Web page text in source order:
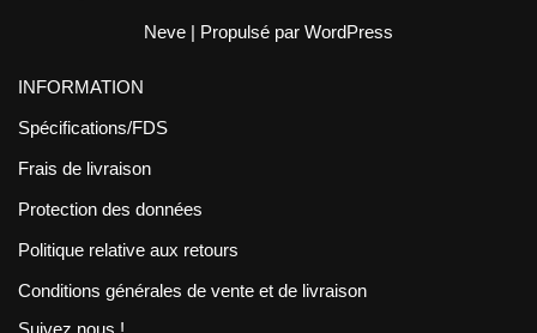
Neve | Propulsé par WordPress
INFORMATION
Spécifications/FDS
Frais de livraison
Protection des données
Politique relative aux retours
Conditions générales de vente et de livraison
Suivez nous !